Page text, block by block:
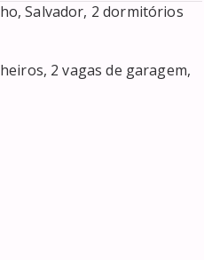
Salvador, 2 dormitórios